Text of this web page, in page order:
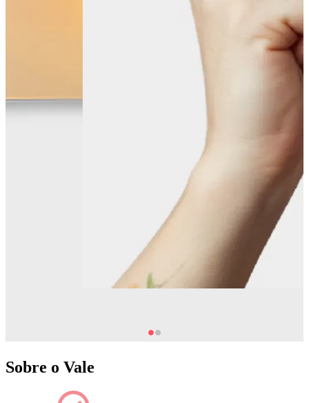
Sobre o Vale